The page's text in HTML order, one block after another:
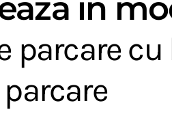
în
parcare cu